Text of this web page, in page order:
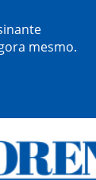
mesmo.